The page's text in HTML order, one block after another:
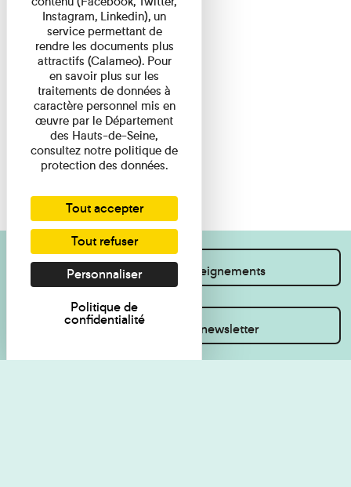
Je souhaite des renseignements
Inscrivez-vous à la newsletter
Instagram, Linkedin), un
service permettant de
rendre les documents plus
attractifs (Calameo). Pour
en savoir plus sur les
traitements de données à
caractère personnel mis en
œuvre par le Département
des Hauts-de-Seine,
consultez notre politique de
protection des données.
Tout accepter
Tout refuser
Personnaliser
Politique de
confidentialité